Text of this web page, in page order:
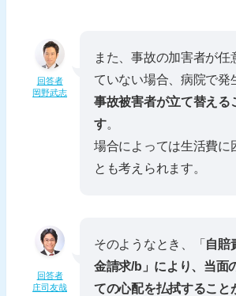
回答者
岡野武志
また、事故の加害者が任
ていない場合、病院で発
事故被害者が立て替える
す。
場合によっては生活費に
とも考えられます。
回答者
庄司友哉
そのようなとき、「 自賠
金請求/b」により、当面
ての心配を払拭すること